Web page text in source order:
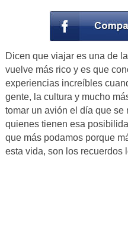
Dicen que viajar es una de
vuelve más rico y es que
experiencias increíbles
gente, la cultura y mucho
tomar un avión el día que se
quienes tienen esa
que más podamos porque
esta vida, son los recuerdos